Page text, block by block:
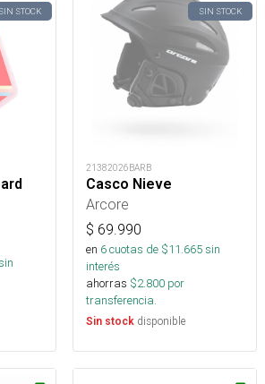
SIN STOCK SIN STOCK
21382026BARB
Casco Nieve
Arcore
$ 69.990
en 6cuotas de $11.665sin
interés
ahorras $2.800 por
transferencia.
Sin stock disponible